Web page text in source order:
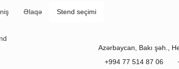
Əlaqə Stend seçimi
Azərbaycan Bakı şəh.,
+994 77 514 87 06